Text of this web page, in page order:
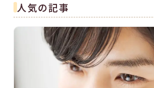
人気の記事